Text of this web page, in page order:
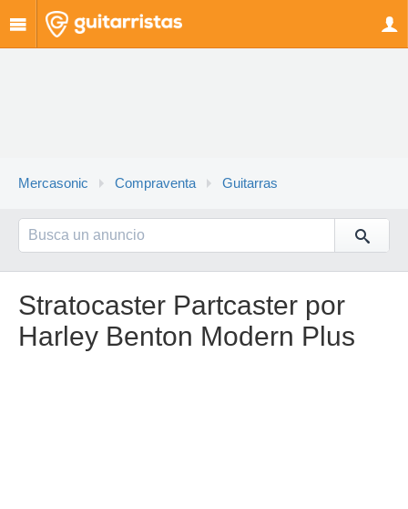
Mercasonic Compraventa Guitarras
Stratocaster Partcaster por
Harley Benton Modern Plus